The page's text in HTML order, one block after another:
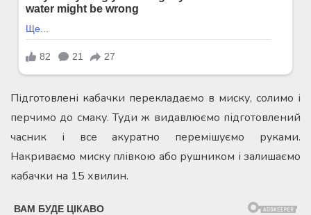
Підготовлені кабачки перекладаємо в миску, солимо і
перчимо до смаку. Туди ж видавлюємо підготовлений
часник і все акуратно перемішуємо руками.
Накриваємо миску плівкою або рушником і залишаємо
кабачки на 15 хвилин.